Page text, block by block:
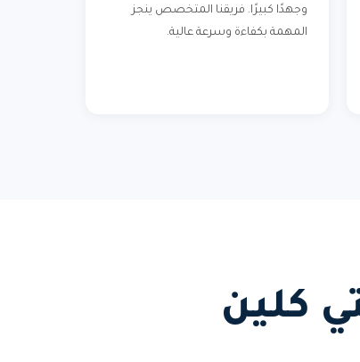
وجهدًا كبيرًا. فريقنا المتخصص ينجز
المهمة بكفاءة وسرعة عالية.
كلين